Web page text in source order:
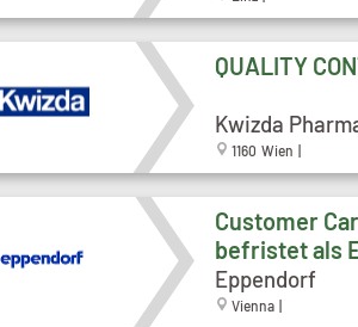
QUALITY
Kwizda
1160 Wien |
Customer
befristet als
Eppendorf
Vienna |